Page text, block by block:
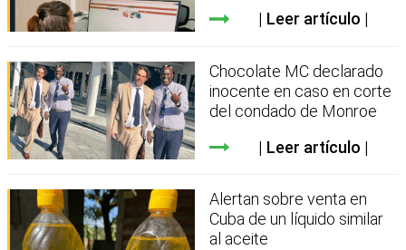
Leer artículo
Chocolate MC declarado
inocente en caso en corte
del condado de Monroe
Leer artículo
Alertan sobre venta en
Cuba de un líquido similar
al aceite